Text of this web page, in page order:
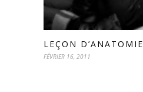
LEÇON D’ANATOMIE
FÉVRIER 16, 2011